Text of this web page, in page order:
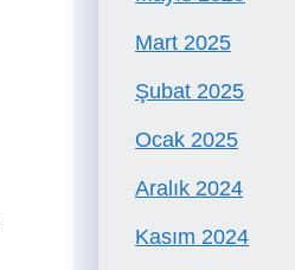
Mart 2025
Şubat 2025
Ocak 2025
Aralık 2024
Kasım 2024